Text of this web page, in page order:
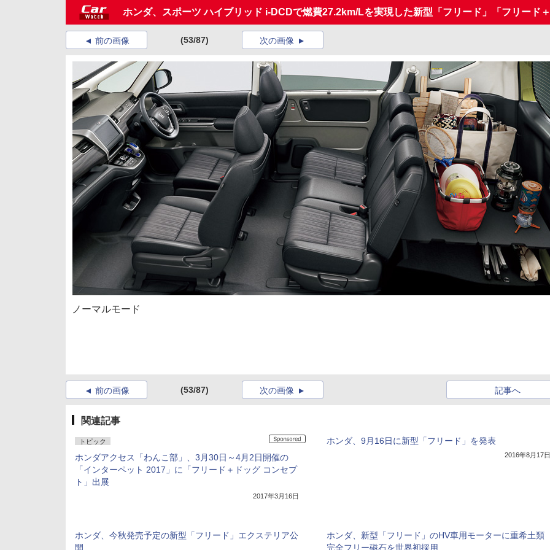
ホンダ、スポーツ ハイブリッド i-DCDで燃費27.2km/Lを実現した新型「フリード」「フリード
前の画像 (53/87) 次の画像
ノーマルモード
前の画像 (53/87) 記事へ
次の画像
関連記事
トピック
ホンダアクセス「わんこ部」、3月30日～4月2日開催の
「インターペット 2017」に「フリード＋ドッグ コンセプ
ト」出展
2017年3月16日
ホンダ、9月16日に新型「フリード」を発表
2016年8月17日
ホンダ、今秋発売予定の新型「フリード」エクステリア公
開
ホンダ、新型「フリード」のHV車用モーターに重希土類
完全フリー磁石を世界初採用